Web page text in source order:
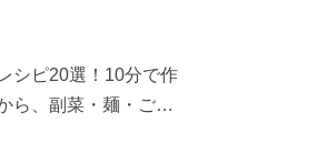
シピ20選！10分で作
ら、副菜・麺・ごは